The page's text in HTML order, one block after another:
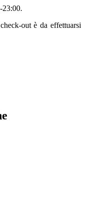
23:00.
out è da effettuarsi